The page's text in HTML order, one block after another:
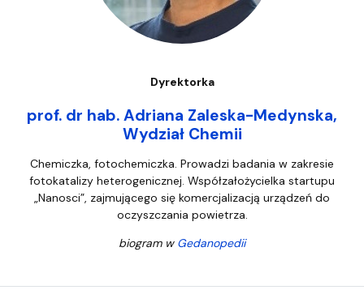
Dyrektorka
prof. dr hab. Adriana Zaleska-Medynska,
Wydział Chemii
Chemiczka, fotochemiczka. Prowadzi badania w zakresie
fotokatalizy heterogenicznej. Współzałożycielka startupu
„Nanosci”, zajmującego się komercjalizacją urządzeń do
oczyszczania powietrza.
biogram w Gedanopedii